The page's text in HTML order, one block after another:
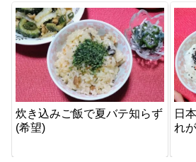
炊き込みご飯で夏バテ知らず
(希望)
日
れ